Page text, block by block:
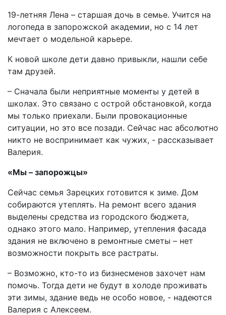
19-летняя Лена – старшая дочь в семье. Учится на
логопеда в запорожской академии, но с 14 лет
мечтает о модельной карьере.
К новой школе дети давно привыкли, нашли себе
там друзей.
– Сначала были неприятные моменты у детей в
школах. Это связано с острой обстановкой, когда
мы только приехали. Были провокационные
ситуации, но это все позади. Сейчас нас абсолютно
никто не воспринимает как чужих, - рассказывает
Валерия.
«Мы – запорожцы»
Сейчас семья Зарецких готовится к зиме. Дом
собираются утеплять. На ремонт всего здания
выделены средства из городского бюджета,
однако этого мало. Например, утепления фасада
здания не включено в ремонтные сметы – нет
возможности покрыть все растраты.
– Возможно, кто-то из бизнесменов захочет нам
помочь. Тогда дети не будут в холоде проживать
эти зимы, здание ведь не особо новое, - надеются
Валерия с Алексеем.